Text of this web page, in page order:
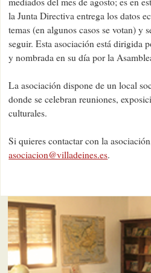
la Junta Directiva entrega los datos
temas (en algunos casos se votan) y
seguir. Esta asociación está dirigida
y nombrada en su día por la
La asociación dispone de un local
donde se celebran reuniones,
culturales.
Si quieres contactar con la
asociacion@villadeines.es.